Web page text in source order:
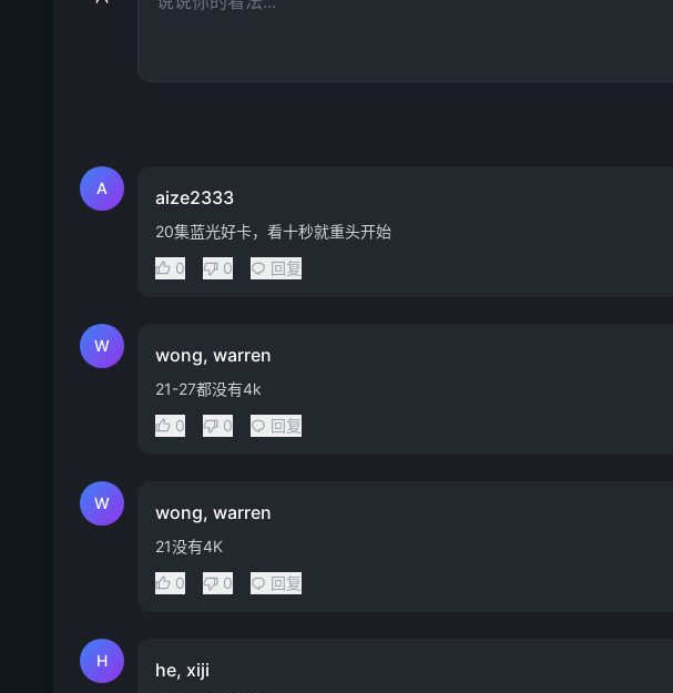
A aize2333
20集蓝光好卡，看十秒就重头开始
0
0 回复
W wong, warren
21-27都没有4k
0
0 回复
W wong, warren
21没有4K
0
0 回复
H he, xiji